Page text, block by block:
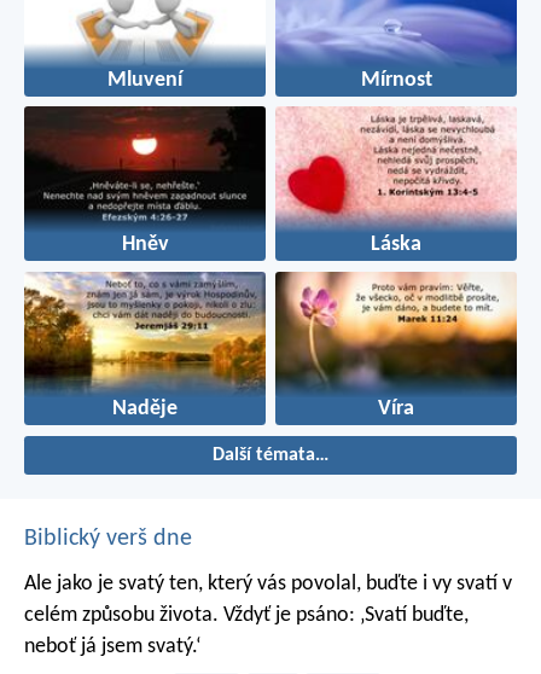
Mluvení Mírnost
Hněv Láska
Naděje Víra
Další témata…
Biblický verš dne
Ale jako je svatý ten, který vás povolal, buďte i vy svatí v
celém způsobu života. Vždyť je psáno: ‚Svatí buďte,
neboť já jsem svatý.‘